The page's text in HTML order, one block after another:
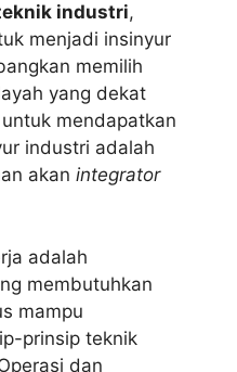
industri,
menjadi insinyur
memilih
yang dekat
mendapatkan
industri adalah
akan integrator
adalah
membutuhkan
mampu
prinsip teknik
dan